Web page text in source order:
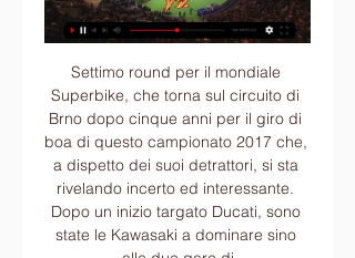
Settimo round per il mondiale Superbike, che torna sul circuito di Brno dopo cinque anni per il giro di boa di questo campionato 2017 che, a dispetto dei suoi detrattori, si sta rivelando incerto ed interessante. Dopo un inizio targato Ducati, sono state le Kawasaki a dominare sino alle due gare di

Il comunicato del club canarino “La Fermana comunica di aver affidato la guida tecnica della prima squadra a Mauro Antonioli. Milanese di nascita, classe 1968, ha guidato il Ravenna al successo in Serie D e conquistando l’anno successivo, nel girone B di Serie C, la salvezza in anticipo e arrivando ad un solo punto dai playoff.

Hellas Verona Roma in tv e streaming: dove vedere la partita 26 ago 2023 — Leggi su Sky Sport l'articolo Verona-Roma, dove vedere la partita in tv: gli orari.

Club Atlético Aldosivi.. Boca Juniors - Aldosivi . 2:0 (1: 0) Questa partita non è stata visitata da nessun altro utente di TM . Per usare questa funzione è necessario la registrazione gratuita sul nostro sito. Clicca qui per registrarti.

Sabato Cantù, domenica Pesaro: dovevano essere le due Cenerentola della serie A assieme a Varese e invece nel week-end si sono tolte gli stracci di dosso e pure qualche soddisfazione non da poco. La bella brianzola ha strapazzato la squadra del cittì della nazionale rifilandole 82 punti nei primi tre quarti e poi tirando a campare.

Roma v Verona Pronostici, Risultati in Diretta e Quote Roma - Verona; Serie A Italia; Data; 20/01/2024; Ora d'inizio - 17:00 UTC; Stadio; Stadio Olimpico, Rome, Italy. Come vedere in diretta e in streaming Roma vs ...

Minacciato con pistola e rapinato. Rapinato e picchiato con pugni al volto da quattro uomini a volto coperto, che dopo averlo avvicinato mentre...

Dall’altro, il mondo è sempre più conosciuto nella sua composita realtà di popoli e “nazioni” diverse e ci si rende conto come occorra, malgrado l’unitarietà provvidenzialistica dello slancio apostolico, approfondire la conoscenza di queste diﬀerenze e adeguare gli strumenti di trasmissione della fede3.

Roma Verona in streaming gratis? Guarda il match in diretta 17 feb 2023 — Roma Verona in streaming gratis, giallorossi in cerca di riscatto dopo la sconfitta in Europa League e in cerca di punti per il quarto ...

Inter - Chievo Verona 2-0 | I gialloblu salutano la Scala del calcio: Pellissier, 60mila applausi. Sconfitto un Chievo Verona con tanti giovani e ormai senza obiettivi, l'Inter regola il match con una rete per tempo.

Dove vedere Verona-Roma in tv e streaming 19 set 2020 — Verona e Roma danno vita alla seconda partita della giornata d'esordio della A. Tutte le informazioni sul match e dove vederlo in tv e ...

In tv torna BordoCampo. Su Telenorba (canale 10) e TG Norba 24 (canale 180 del digitale e sul 510 di sky). Il sabato e la domenica il calcio d'inizio della trasmissione è fissato alle 14.45, il fischio finale alle 18, il lunedì la trasmissione, denominata BordoCampo del lunedì, comincerà alle …

Il Como, che arriva da quattro risultati utili consecutivi e dalla vittoria esterna contro la Pro Patria, ha bisogno di continuità e di una vittoria che sarebbe ancora più preziosa alla luce dell'ulteriore appuntamento casalingo di sabato alle 15 contro il Monza: c'è la possibilità di guadagnare terreno su tutte e quattro le squadre che.

Fermana cade a Rimini ma resta prima. Pordenone e Vicenza a -1 dalla vetta, Ternana e Feralpi a -2. Samb terzultima. di Giordano Novelli — 11 Novembre 2018 @ 21:28

Analisi. Al via l'Europeo Under 19, in Georgia. In campo, nella giornata d'esordio, anche i padroni di casa, che affronteranno il Portogallo. Nel girone A, le due squadre dovranno vedersela anche con Svezia e Repubblica Ceca.

Donna scarpe-Decoltè Fucsia Tacco Comodo Cinturino Sexy Eleganti QUEEN-01 | Conveniente | Uomini/Donna Scarpa Glitter Decolletè pnfvcv4570-Buon shopping - www.graciebarraalaska.com

Roma – Verona dove vederla in streaming, diretta tv e 23 ore fa — Partita decisiva, sabato, sia per i giallorossi sia per la formazione di Baroni. L'esonero di Mourinho e l'arrivo di Daniele De Rossi ...

Arsenal Bate Borisov in diretta: scopri i risultati della partita Arsenal Bate Borisov live e segui i tabellini in diretta Arsenal Bate Borisov grazie al nostro livescore. Partita di Europa League giocata il 21/02/19 17:55

Scomparso da Palazzolo, Lorenzo trovato morto.. - SEGUI LA DIRETTA FACEBOOK DELL'EVENTO SEGUI LA DIRETTA FACEBOOK ---> CLICCA QUI GIORNATA DELLA BUSSOLA. Concita De Gregorio, Roberto Di Bella, Alessandra Dino, Alessandra Dolci, Don Luigi Ciotti, Norma Ferrara,.

Il primo sito che mi sento di consigliarti per vedere la TV online in diretta gratis sul PC è RaiPlay. Il portale della TV di Stato è costantemente aggiornato e permette sia di visualizzare i canali del gruppo Rai in diretta, sia di visualizzare i migliori programmi trasmessi da Rai 1, Rai 2, Rai 3, ecc. su richiesta.

È un girone strano il nostro, non avremmo mai pensato che la Triestina sarebbe stata un punto. Certo, l'organico del Gubbio certo non annovera …

Scopri tutte le offerte di lavoro per: Verona. Sfoglia gli annunci e trova la posizione lavorativa che cercavi.. Trova lavoro su Manpower: sfoglia i tantissimi annunci e cerca subito l'opportunità di lavoro che fa per te. Scopri tutte le offerte.

Serie D Caronnese-Sestri Levante Lavagnese-Chieri Rapallo Bogliasco-Sporting Bellinzago Eccellenza Sammargheritese-Imperia Rivasamba-Magra Azzurri Promozione Amicizia Lagaccio-Casarza Golfo Paradiso-Rivarolese Tarros-Moconesi Prima categoria C Bogliasco-Leivi Vecchia Audace Campomorone-Calvarese Prima.

Sanremo 2018 online: streaming e canali web per seguirlo senza tv. Sanremo 2018 – condotto da Claudio Baglioni, anche direttore artistico, insieme a Michelle Hunziker e a Pierfrancesco Favino – inizierà martedì 6 febbraio, come sempre su Rai Uno.

– Voli di linea dall’ Italia in classe economica – 3 notti Tokyo, 3 notti Kyoto nelle strutture indicate o similari, 1 notte in Ryokan Ogoto Onsen (con vasca privata in camera) GUIDA/ASSISTENTE: – Assistente all’arrivo dall’aeroporto all’hotel in lingua italiana. Servizio …

Nella zona tra i templi del Foro Olitorio ed il Tempio di Portunus era situato il "portus Tiberinus", il porto dell'antica Roma, che in pratica occupava l'area dove oggi sorge il palazzo dell'Anagrafe, dinanzi alla punta meridionale dell'Isola Tiberina (nella foto sopra).

Carolina Stramare è Miss Italia 2019. La ventenne di Vigevano, PV,, è la vincitrice dell'edizione numero 80 del Concorso. È stata eletta in diretta su Rai 1 nella trasmissione condotta da Alessandro Greco dal PalaInvent di Jesolo con il 36% delle preferenze.In finale con il numero 3, Carolina è nata a Genova il 27 gennaio 1999.

Roma vs Hellas Verona | Serie A 19 feb 2023 — Roma vs Hellas Verona | Serie A ; Partita finita ; 90'+5'. Secondo tempo finito ; 87'. Georginio Wijnaldum (Roma) sostituisce Stephan El Shaarawy.

Storia. L'Associazione Sportiva Volley Lube viene fondata nel 1990 a Treia per la volontà di creare una società sportiva legata al marchio Lube: tuttavia poco dopo la sua fondazione, la società lega il suo nome alla città di Macerata, dove svolge la maggior parte delle attività sportive e …

Gianfranco Cambosu con La metà del gigante vince il premio Barney 2013. Un libro autentico, completo e complesso con un finale che lascerà a bocca aperta. “La lettera che ho ritirato all’ufficio postale è scritta a mano, con una calligrafia chiara e distinta, una specie di esercizio di stile

San Crispino è il santo protettore di Porto Sant’Elpidio, in onore del quale si organizzano festeggiamenti vari e la tradizionale fiera di san Crispino, nella seconda metà di Ottobre. Quale miglior santo che il protettore dei calzolai. Fiera di San Crispino a Porto Sant’Elpidio.

Verona-Roma: come vedere la partita in diretta streaming 26 ago 2023 — Verona-Roma per la seconda giornata di Serie A: puoi vedere la partita in diretta streaming, ecco come, dove e quando sarà trasmessa.

Il piccolo esercito finlandese (1 a 3++ di svantaggio) era trincerato dietro una vecchia linea fortificata che i russi, sia per ragioni d’inesperienza che per effettive difficoltà del terreno già innevato, non riuscirono a vedere e a sfondare. Contro i russi giocò la purga attuata da Stalin nei ranghi dell’Armata Russa.

Visualizza i profili delle persone di nome Lorenzo Bresciani. Iscriviti a Facebook per connetterti con Lorenzo Bresciani e altre persone che potresti...

Storia. Nato il 16 dicembre 1999 in concomitanza con il centesimo anniversario della fondazione della squadra rossonera con il nome di Milan Channel e come opzione sulla piattaforma TELE+ Digitale, è il primo canale tematico italiano interamente dedicato a una squadra di calcio.

Ecco dove è possibile seguire Reggina-Palermo, match valido per la 14^ giornata del campionato di serie B che si giocherà alle ore 20:30 allo stadio “Granillo” di Reggio. Ecco come sarà possibile seguirla in tv e in Streaming: SKY SPORT 1 HD E SKY CALCIO 1 HD (canale 201-251) Telecronaca: Daniele Barone – Bordocampo: Roberto.

Serie A TIM, Roma-Verona: dove vederla in tv e live La ventunesima giornata di Serie A TIM inizia all'Olimpico con Roma e Verona. Ultime notizie, link streaming, probabili formazioni.

La Chirurgia Toracica diretta dal prof. Federico Rea è un reparto eccellente sia dal punto di vista medico che per i rapporti umani fra i pazienti e i medici e gli infermieri. Solo sapendo riconoscere le cose che funzionano, e dicendolo a gran voce, si può pensare di risolvere i tanti problemi del nostro Paese.

Milan-Frosinone: le pagelle dei rossoneri. Donnarumma 5: molto disattento sui primi due gol del Frosinone. Due tiri dalla distanza che lo sorprendono. Sul terzo gol di Dionisi, incolpevole. Abate 4,5: altre volte si è salvato per la voglia e la rabbia agonistica mostrata, questo pomeriggio non si è vista nemmeno quella.

Lo sai che da un rubinetto non regolato scorrono in media 15 - 18 litri di acqua al minuto? Questo kit